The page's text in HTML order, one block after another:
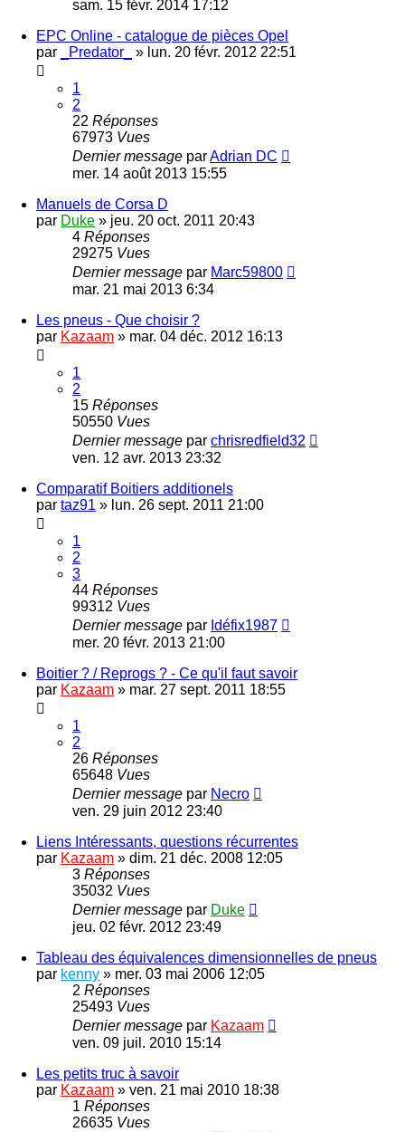
sam. 15 févr. 2014 17:12
EPC Online - catalogue de pièces Opel
par
_Predator_ » lun. 20 févr. 2012 22:51
1
2
22 Réponses
67973 Vues
Dernier message parAdrian DC
mer. 14 août 2013 15:55
Manuels de Corsa D
par Duke » jeu. 20 oct. 2011 20:43
4 Réponses
29275 Vues
Dernier message par Marc59800
mar. 21 mai 2013 6:34
Les pneus - Que choisir ?
par Kazaam » mar. 04 déc. 2012 16:13
1
2
15 Réponses
50550 Vues
Dernier message par chrisredfield32
ven. 12 avr. 2013 23:32
Comparatif Boitiers additionels
par taz91 » lun. 26 sept. 2011 21:00
1
2
3
44 Réponses
99312 Vues
Dernier message par Idéfix1987
mer. 20 févr. 2013 21:00
Boitier ? / Reprogs ? - Ce qu'il faut savoir
par Kazaam » mar. 27 sept. 2011 18:55
1
2
26 Réponses
65648 Vues
Dernier message par Necro
ven. 29 juin 2012 23:40
Liens Intéressants, questions récurrentes
par Kazaam » dim. 21 déc. 2008 12:05
3 Réponses
35032 Vues
Dernier message par Duke
jeu. 02 févr. 2012 23:49
Tableau des équivalences dimensionnelles de pneus
par kenny » mer. 03 mai 2006 12:05
2 Réponses
25493 Vues
Dernier message par Kazaam
ven. 09 juil. 2010 15:14
Les petits truc à savoir
par Kazaam » ven. 21 mai 2010 18:38
1 Réponses
26635 Vues